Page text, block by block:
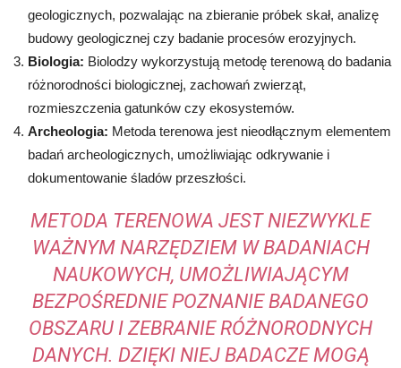
geologicznych, pozwalając na zbieranie próbek skał, analizę
budowy geologicznej czy badanie procesów erozyjnych.
Biologia: Biolodzy wykorzystują metodę terenową do badania
różnorodności biologicznej, zachowań zwierząt,
rozmieszczenia gatunków czy ekosystemów.
Archeologia: Metoda terenowa jest nieodłącznym elementem
badań archeologicznych, umożliwiając odkrywanie i
dokumentowanie śladów przeszłości.
METODA TERENOWA JEST NIEZWYKLE
WAŻNYM NARZĘDZIEM W BADANIACH
NAUKOWYCH, UMOŻLIWIAJĄCYM
BEZPOŚREDNIE POZNANIE BADANEGO
OBSZARU I ZEBRANIE RÓŻNORODNYCH
DANYCH. DZIĘKI NIEJ BADACZE MOGĄ